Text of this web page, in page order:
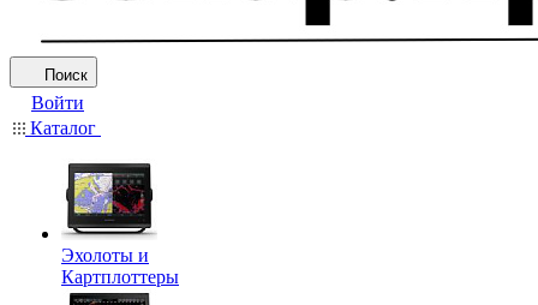
Поиск
Войти
Каталог
Эхолоты и
Картплоттеры